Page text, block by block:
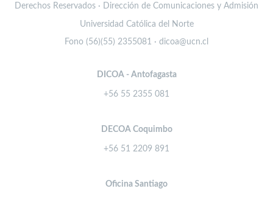
Derechos Reservados · Dirección de Comunicaciones y Admisión
Universidad Católica del Norte
Fono (56)(55) 2355081 · dicoa@ucn.cl
DICOA - Antofagasta
+56 55 2355 081
DECOA Coquimbo
+56 51 2209 891
Oficina Santiago